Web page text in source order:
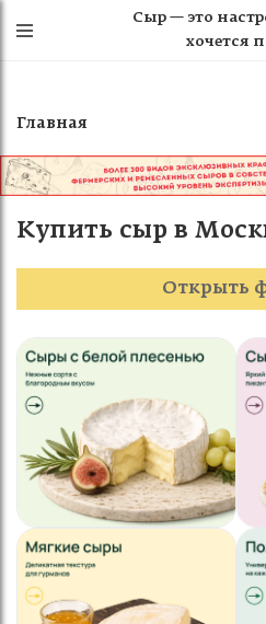
Сыр — это
хочется
Главная
Купить сыр в
Открыть